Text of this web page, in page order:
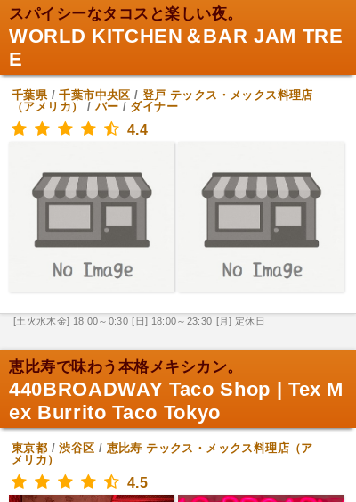
スパイシーなタコスと楽しい夜。
WORLD KITCHEN＆BAR JAM TRE
E
千葉県/千葉市中央区 / 登戸 テックス・メックス料理店
（アメリカ）
/ バー / ダイナー
4.4
[土火水木金] 18:00～0:30 [日] 18:00～23:30 [月] 定休日
恵比寿で味わう本格メキシカン。
440BROADWAY Taco Shop | Tex M
ex Burrito Taco Tokyo
東京都 /渋谷区 / 恵比寿 テックス・メックス料理店（ア
メリカ）
4.5